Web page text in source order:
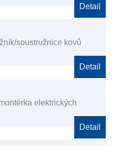
Detail
soustružnice kovů
Detail
elektrických
Detail